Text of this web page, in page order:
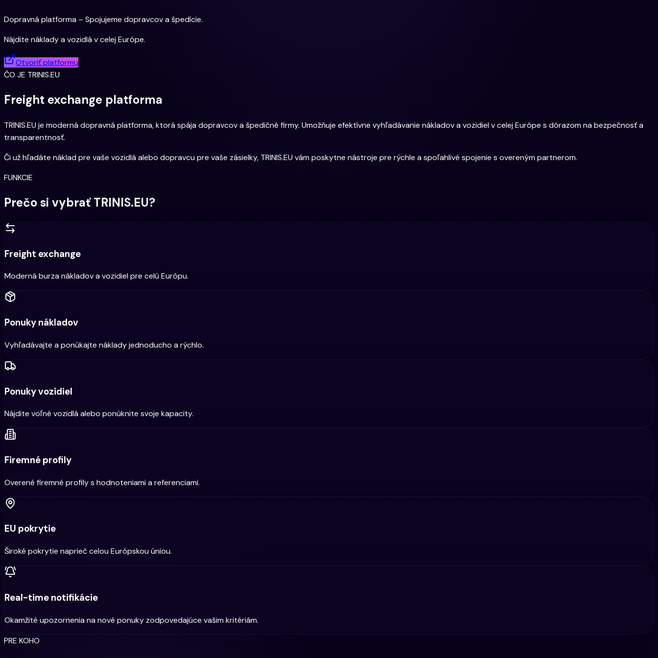
Dopravná platforma – Spojujeme dopravcov a špedície.
Nájdite náklady a vozidlá v celej Európe.
Otvoriť platformu
ČO JE TRINIS.EU
Freight exchange platforma
TRINIS.EU je moderná dopravná platforma, ktorá spája dopravcov a špedičné firmy. Umožňuje efektívne vyhľadávanie nákladov a vozidiel v celej Európe s dôrazom na bezpečnosť a
transparentnosť.
Či už hľadáte náklad pre vaše vozidlá alebo dopravcu pre vaše zásielky, TRINIS.EU vám poskytne nástroje pre rýchle a spoľahlivé spojenie s overeným partnerom.
FUNKCIE
Prečo si vybrať TRINIS.EU?
Freight exchange
Moderná burza nákladov a vozidiel pre celú Európu.
Ponuky nákladov
Vyhľadávajte a ponúkajte náklady jednoducho a rýchlo.
Ponuky vozidiel
Nájdite voľné vozidlá alebo ponúknite svoje kapacity.
Firemné profily
Overené firemné profily s hodnoteniami a referenciami.
EU pokrytie
Široké pokrytie naprieč celou Európskou úniou.
Real-time notifikácie
Okamžité upozornenia na nové ponuky zodpovedajúce vašim kritériám.
PRE KOHO